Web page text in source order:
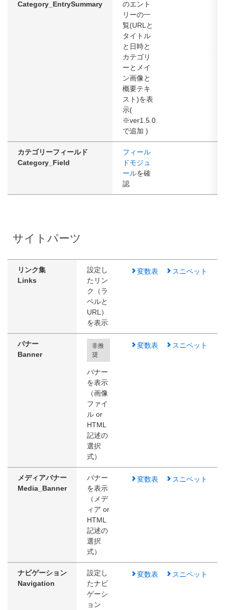
Category_EntrySummary
のエント
リーの一
覧(URLと
タイトル
と日時と
カテゴリ
ーとメイ
ン画像と
概要テキ
スト)を表
示(
※ver1.5.0
で追加 )
カテゴリーフィールド
Category_Field
フィール
ドモジュ
ールを確
認
サイトパーツ
リンク集
Links
設定し
たリン
ク（ラ
ベルと
URL）
を表示
変数表 スニペット
バナー
Banner
非推
奨
バナー
を表示
（画像
ファイ
ル or
HTML
記述の
選択
式）
変数表 スニペット
メディアバナー
Media_Banner
バナー
を表示
（メデ
ィア or
HTML
記述の
選択
式）
変数表 スニペット
ナビゲーション
Navigation
設定し
たナビ
ゲーシ
ョン
変数表 スニペット